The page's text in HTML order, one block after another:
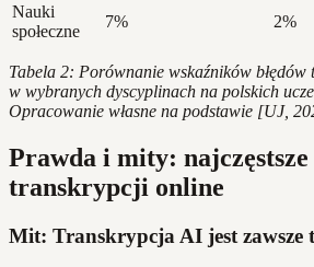
Nauki
społeczne
7% 2%
Tabela 2: Porównanie wskaźników błędów
w wybranych dyscyplinach na polskich
Opracowanie własne na podstawie [UJ,
Prawda i mity:
transkrypcji online
Mit: Transkrypcja AI jest zawsze